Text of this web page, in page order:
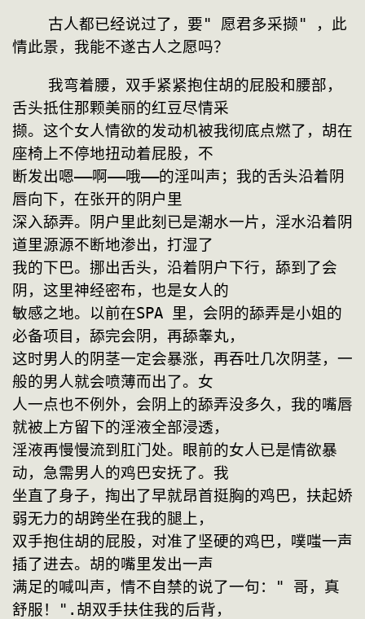
情此景，我能不遂古人之愿吗？
舌头抵住那颗美丽的红豆尽情采
撷。这个女人情欲的发动机被我彻底点燃了，胡在
座椅上不停地扭动着屁股，不
断发出嗯——啊——哦——的淫叫声；我的舌头沿着阴
唇向下，在张开的阴户里
深入舔弄。阴户里此刻已是潮水一片，淫水沿着阴
道里源源不断地渗出，打湿了
我的下巴。挪出舌头，沿着阴户下行，舔到了会
阴，这里神经密布，也是女人的
敏感之地。以前在SPA 里，会阴的舔弄是小姐的
必备项目，舔完会阴，再舔睾丸，
这时男人的阴茎一定会暴涨，再吞吐几次阴茎，一
般的男人就会喷薄而出了。女
人一点也不例外，会阴上的舔弄没多久，我的嘴唇
就被上方留下的淫液全部浸透，
淫液再慢慢流到肛门处。眼前的女人已是情欲暴
动，急需男人的鸡巴安抚了。我
坐直了身子，掏出了早就昂首挺胸的鸡巴，扶起娇
弱无力的胡跨坐在我的腿上，
双手抱住胡的屁股，对准了坚硬的鸡巴，噗嗤一声
插了进去。胡的嘴里发出一声
满足的喊叫声，情不自禁的说了一句：" 哥，真
舒服！".胡双手扶住我的后背，